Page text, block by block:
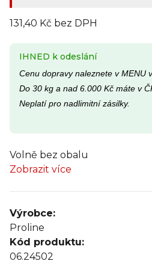
131,40 Kč bez DPH
IHNED k odeslání
Cenu dopravy naleznete v MENU
Do 30 kg a nad 6.000 Kč máte v
Neplatí pro nadlimitní zásilky.
Volně bez obalu
Zobrazit více
Výrobce:
Proline
Kód produktu:
06.24502